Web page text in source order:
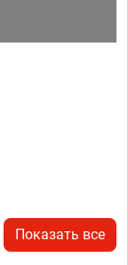
Показать все